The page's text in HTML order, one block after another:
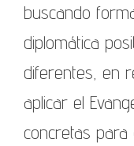
buscando
diplomática
diferentes, en
aplicar el
concretas